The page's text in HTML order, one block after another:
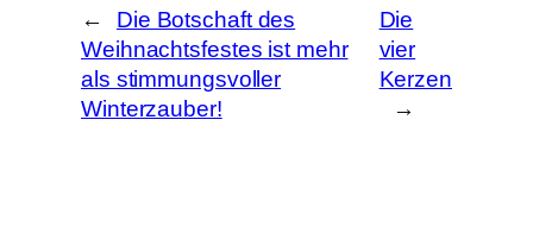
←
Die Botschaft des
Weihnachtsfestes ist mehr
als stimmungsvoller
Winterzauber!
Die
vier
Kerzen
→